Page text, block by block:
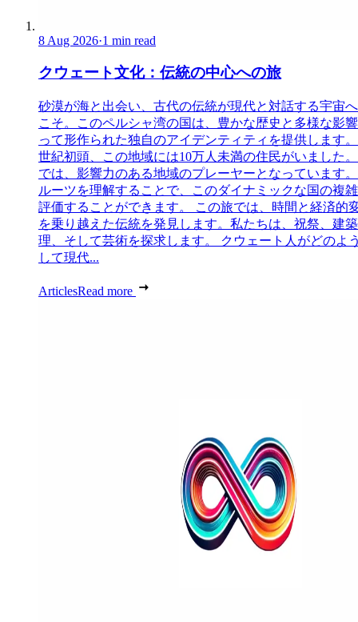
8 Aug 2026·1 min read
クウェート文化：伝統の中心への旅
砂漠が海と出会い、古代の伝統が現代と対話する宇宙
こそ。このペルシャ湾の国は、豊かな歴史と多様な影
って形作られた独自のアイデンティティを提供します
世紀初頭、この地域には10万人未満の住民がいました
では、影響力のある地域のプレーヤーとなっています
ルーツを理解することで、このダイナミックな国の複
評価することができます。 この旅では、時間と経済的
を乗り越えた伝統を発見します。私たちは、祝祭、建
理、そして芸術を探求します。 クウェート人がどのよ
して現代...
ArticlesRead more